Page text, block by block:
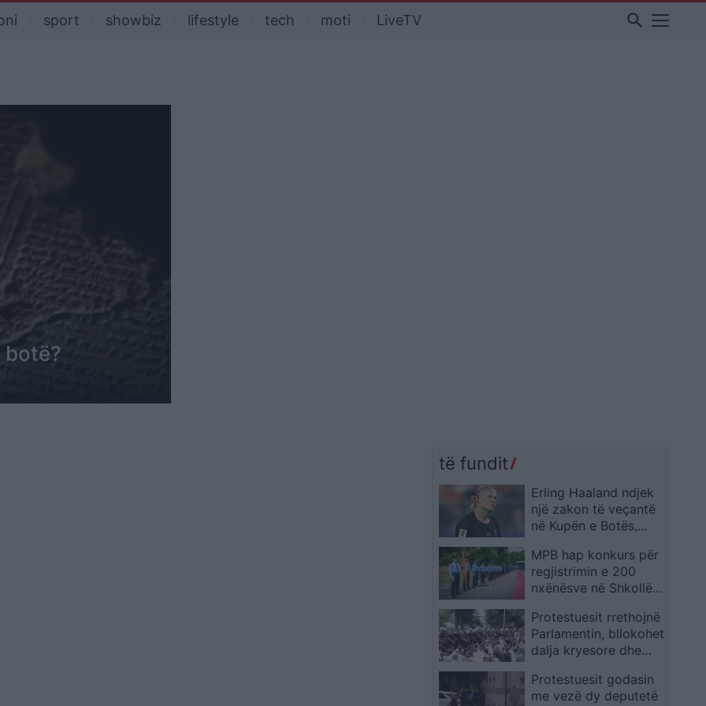
sport showbiz lifestyle tech moti LiveTV search
botë?
të fundit
Erling Haaland ndjek
një zakon të veçantë
në Kupën e Botës,
zbulojnë një detaj
interesant
MPB hap konkurs për
regjistrimin e 200
nxënësve në Shkollën
në RMV
Protestuesit rrethojnë
Parlamentin, bllokohet
dalja kryesore dhe
ministrat mbeten
brenda
Protestuesit godasin
me vezë dy deputetë